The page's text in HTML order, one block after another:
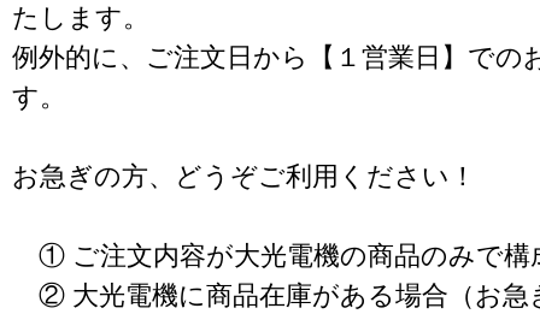
たします。
例外的に、ご注文日から【１営業日】での
す。
お急ぎの方、どうぞご利用ください！
① ご注文内容が大光電機の商品のみで構
② 大光電機に商品在庫がある場合（お急